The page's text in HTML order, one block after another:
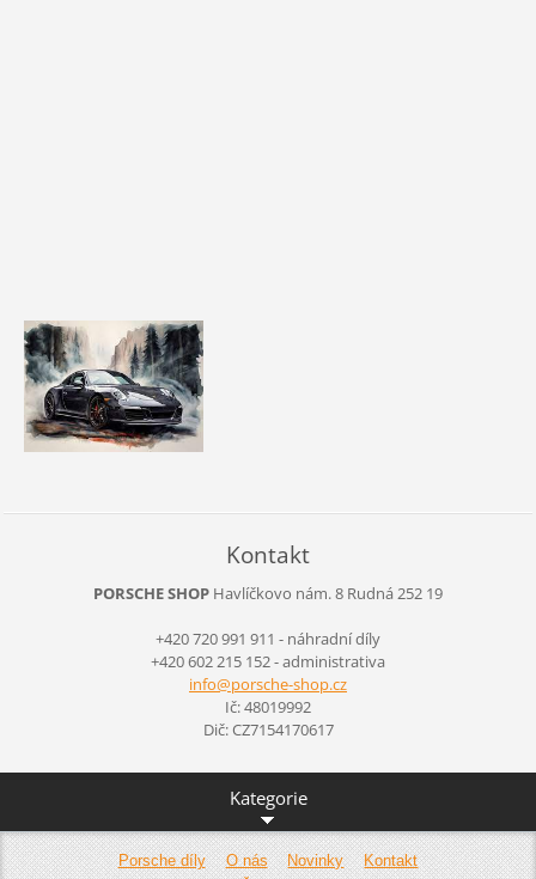
Kontakt
PORSCHE SHOP Havlíčkovo nám. 8 Rudná 252 19
+420 720 991 911 - náhradní díly
+420 602 215 152 - administrativa
info@porsche-shop.cz
Ič: 48019992
Dič: CZ7154170617
Kategorie
Porsche díly O nás Novinky
Kontakt